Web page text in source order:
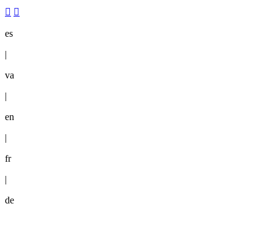
es
|
va
|
en
|
fr
|
de